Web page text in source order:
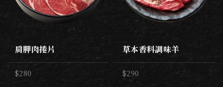
肩胛肉捲片
$280
草本香料調味羊
$290